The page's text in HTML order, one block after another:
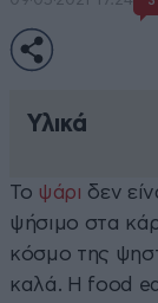
Υλικά
To ψάρι δεν
ψήσιμο στα
κόσμο της
καλά. Η food